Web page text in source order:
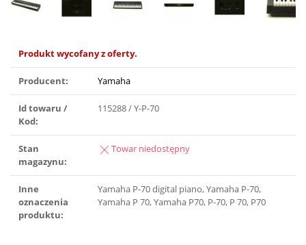
Produkt wycofany z oferty.
Producent: Yamaha
Id towaru /
Kod:
115288 / Y-P-70
Stan
magazynu:
Towar niedostępny
Inne
oznaczenia
produktu:
Yamaha P-70 digital piano, Yamaha P-70,
Yamaha P 70, Yamaha P70, P-70, P 70, P70